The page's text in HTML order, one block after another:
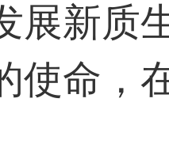
展新质
使命，